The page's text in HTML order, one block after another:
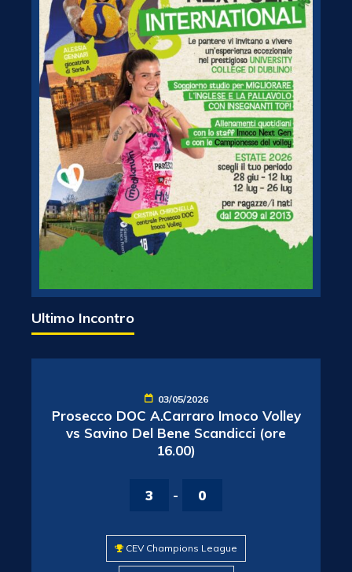
Ultimo Incontro
03/05/2026
Prosecco DOC A.Carraro Imoco Volley
vs Savino Del Bene Scandicci (ore
16.00)
3 - 0
CEV Champions League